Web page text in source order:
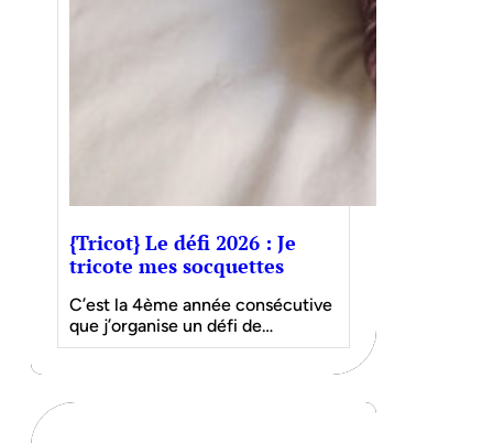
{Tricot} Le défi 2026 : Je
tricote mes socquettes
C’est la 4ème année consécutive
que j’organise un défi de…